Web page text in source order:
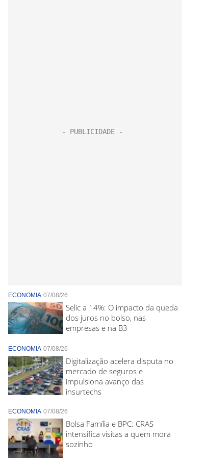
ECONOMIA 07/08/26
Selic a 14%: O impacto da queda
dos juros no bolso, nas
empresas e na B3
ECONOMIA 07/08/26
Digitalização acelera disputa no
mercado de seguros e
impulsiona avanço das
insurtechs
ECONOMIA 07/08/26
Bolsa Família e BPC: CRAS
intensifica visitas a quem mora
sozinho